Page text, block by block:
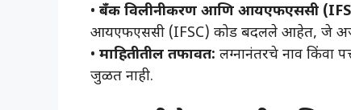
• ​ बँक विलीनीकरण आणि आयएफएससी
आयएफएससी (IFSC) कोड बदलले आहेत, जे
• ​ माहितीतील तफावत: लग्नानंतरचे नाव किंवा
जुळत नाही.